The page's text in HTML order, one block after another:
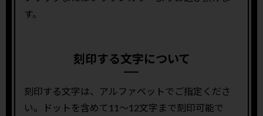
す。
刻印する文字について
刻印する文字は、アルファベットでご指定くださ
い。ドットを含めて11〜12文字まで刻印可能で